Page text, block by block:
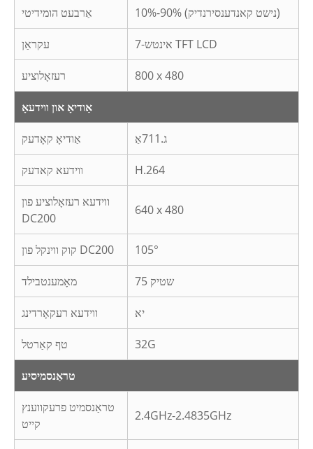
אַרבעט הומידיטי 10%-90% (נישט קאנדענסירנדיק)
עקראַן 7-אינטש TFT LCD
רעזאָלוציע 800 x 480
אַודיאָ און ווידעאָ
אַודיאָ קאָדעק ג.711אַ
ווידעא קאדעק H.264
ווידעא רעזאָלוציע פון ​​
DC200
640 x 480
קוק ווינקל פון DC200 105°
מאָמענטבילד 75 שטיק
ווידעא רעקאָרדינג יא
טף קאַרטל 32G
טראַנסמיסיע
טראַנסמיט פרעקווענץ
קייט
2.4GHz-2.4835GHz